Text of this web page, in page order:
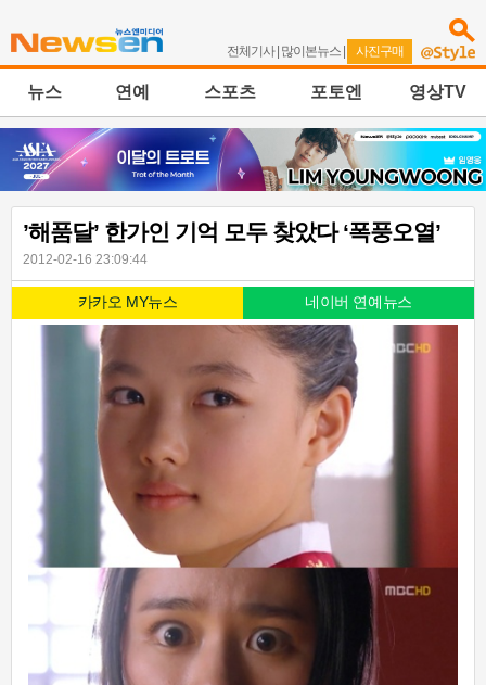
전체기사| 많이본뉴스 | 사진구매
뉴스 연예 스포츠 포토엔 영상TV
’해품달’ 한가인 기억 모두 찾았다 ‘폭풍오열’
2012-02-16 23:09:44
카카오 MY뉴스 네이버 연예뉴스